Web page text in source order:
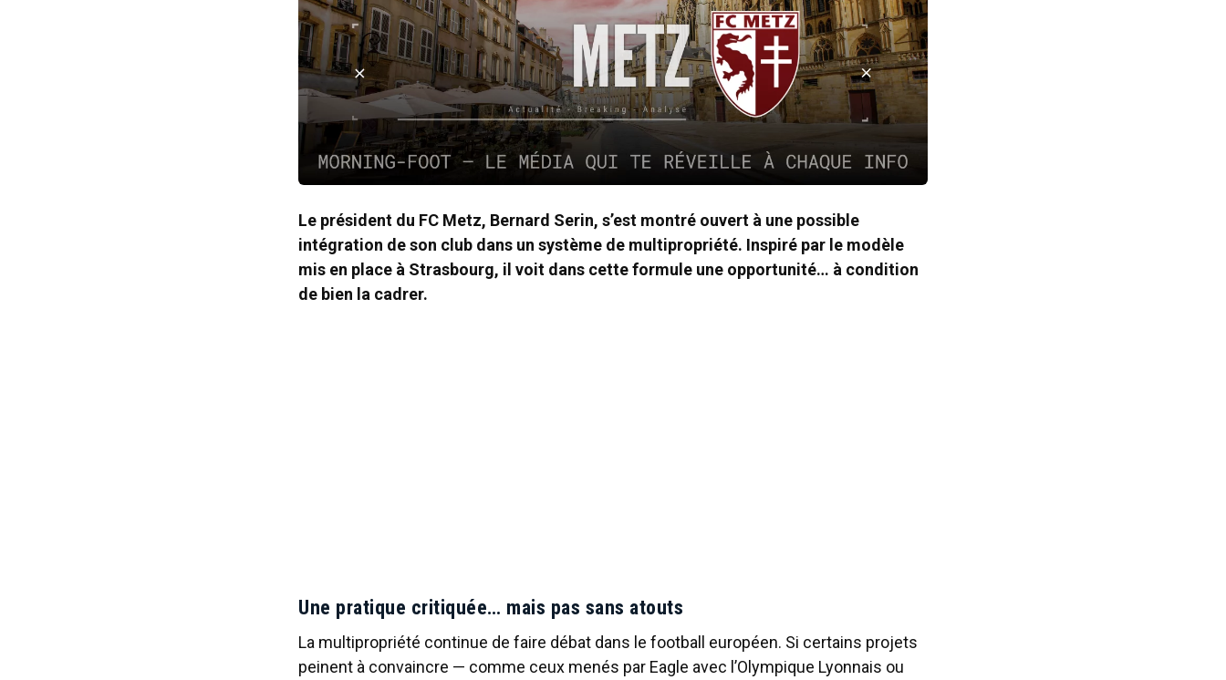
Le président du FC Metz, Bernard Serin, s’est montré ouvert à une possible
intégration de son club dans un système de multipropriété. Inspiré par le modèle
mis en place à Strasbourg, il voit dans cette formule une opportunité… à condition
de bien la cadrer.
Une pratique critiquée… mais pas sans atouts
La multipropriété continue de faire débat dans le football européen. Si certains projets
peinent à convaincre — comme ceux menés par Eagle avec l’Olympique Lyonnais ou